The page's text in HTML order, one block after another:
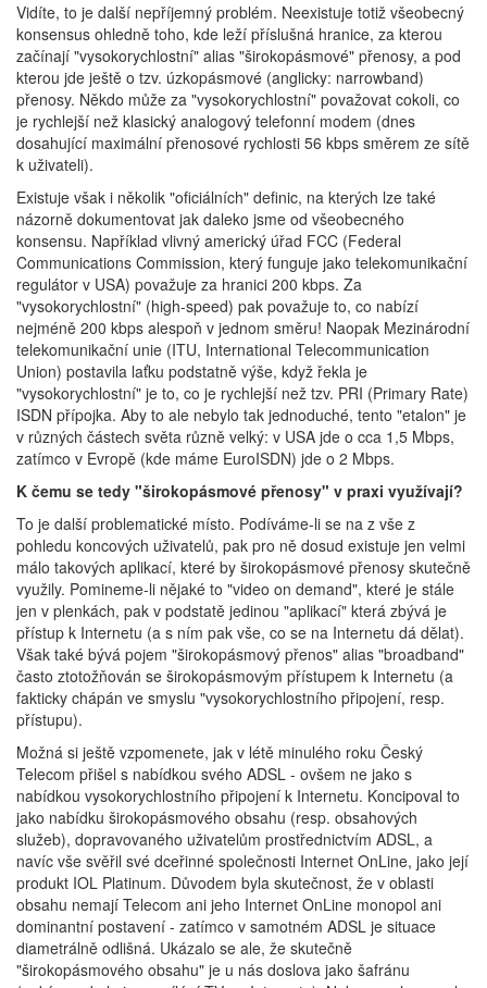
Vidíte, to je další nepříjemný problém. Neexistuje totiž všeobecný
konsensus ohledně toho, kde leží příslušná hranice, za kterou
začínají "vysokorychlostní" alias "širokopásmové" přenosy, a pod
kterou jde ještě o tzv. úzkopásmové (anglicky: narrowband)
přenosy. Někdo může za "vysokorychlostní" považovat cokoli, co
je rychlejší než klasický analogový telefonní modem (dnes
dosahující maximální přenosové rychlosti 56 kbps směrem ze sítě
k uživateli).
Existuje však i několik "oficiálních" definic, na kterých lze také
názorně dokumentovat jak daleko jsme od všeobecného
konsensu. Například vlivný americký úřad FCC (Federal
Communications Commission, který funguje jako telekomunikační
regulátor v USA) považuje za hranici 200 kbps. Za
"vysokorychlostní" (high-speed) pak považuje to, co nabízí
nejméně 200 kbps alespoň v jednom směru! Naopak Mezinárodní
telekomunikační unie (ITU, International Telecommunication
Union) postavila laťku podstatně výše, když řekla je
"vysokorychlostní" je to, co je rychlejší než tzv. PRI (Primary Rate)
ISDN přípojka. Aby to ale nebylo tak jednoduché, tento "etalon" je
v různých částech světa různě velký: v USA jde o cca 1,5 Mbps,
zatímco v Evropě (kde máme EuroISDN) jde o 2 Mbps.
K čemu se tedy "širokopásmové přenosy" v praxi využívají?
To je další problematické místo. Podíváme-li se na z vše z
pohledu koncových uživatelů, pak pro ně dosud existuje jen velmi
málo takových aplikací, které by širokopásmové přenosy skutečně
využily. Pomineme-li nějaké to "video on demand", které je stále
jen v plenkách, pak v podstatě jedinou "aplikací" která zbývá je
přístup k Internetu (a s ním pak vše, co se na Internetu dá dělat).
Však také bývá pojem "širokopásmový přenos" alias "broadband"
často ztotožňován se širokopásmovým přístupem k Internetu (a
fakticky chápán ve smyslu "vysokorychlostního připojení, resp.
přístupu).
Možná si ještě vzpomenete, jak v létě minulého roku Český
Telecom přišel s nabídkou svého ADSL - ovšem ne jako s
nabídkou vysokorychlostního připojení k Internetu. Koncipoval to
jako nabídku širokopásmového obsahu (resp. obsahových
služeb), dopravovaného uživatelům prostřednictvím ADSL, a
navíc vše svěřil své dceřinné společnosti Internet OnLine, jako její
produkt IOL Platinum. Důvodem byla skutečnost, že v oblasti
obsahu nemají Telecom ani jeho Internet OnLine monopol ani
dominantní postavení - zatímco v samotném ADSL je situace
diametrálně odlišná. Ukázalo se ale, že skutečně
"širokopásmového obsahu" je u nás doslova jako šafránu